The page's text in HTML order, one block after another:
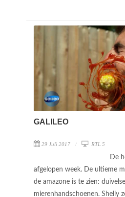
GALILEO
29 Juli 2017 RTL 5
De
afgelopen week. De ultieme
de amazone is te zien: duivelse
mierenhandschoenen. Shelly